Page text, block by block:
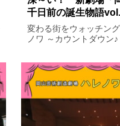
千日前の誕生物語
変わる街をウォッチン
ノワ ～カウントダウン